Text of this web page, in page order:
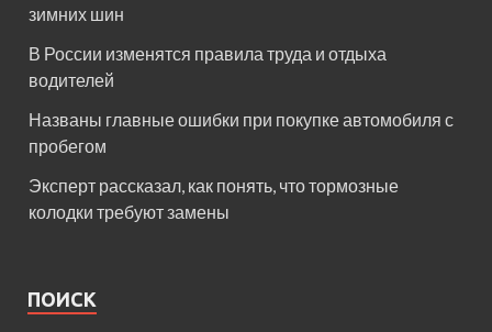
зимних шин
В России изменятся правила труда и отдыха
водителей
Названы главные ошибки при покупке автомобиля с
пробегом
Эксперт рассказал, как понять, что тормозные
колодки требуют замены
ПОИСК